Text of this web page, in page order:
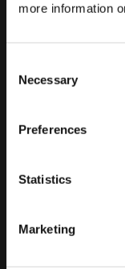
more information
Selection
Necessary
Preferences
Statistics
Marketing
Charging